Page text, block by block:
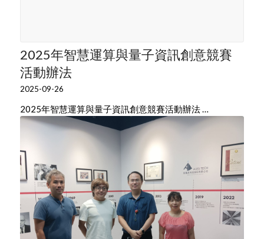
2025年智慧運算與量子資訊創意競賽
活動辦法
2025-09-26
2025年智慧運算與量子資訊創意競賽活動辦法 …